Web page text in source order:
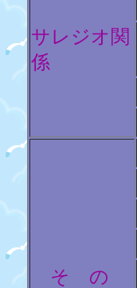
サレジオ関
係
そ の